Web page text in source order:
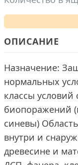
ОПИСАНИЕ
Назначение:
нормальных
классы
биопоражений
синевы)
внутри и
древесине и